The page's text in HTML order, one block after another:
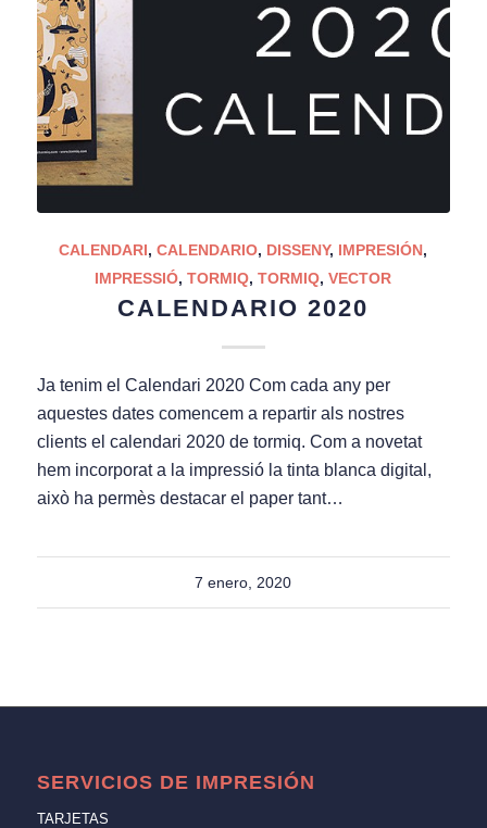
CALENDARI,CALENDARIO, DISSENY, IMPRESIÓN,
IMPRESSIÓ,TORMIQ,TORMIQ,VECTOR
CALENDARIO 2020
Ja tenim el Calendari 2020 Com cada any per
aquestes dates comencem a repartir als nostres
clients el calendari 2020 de tormiq. Com a novetat
hem incorporat a la impressió la tinta blanca digital,
això ha permès destacar el paper tant…
7 enero, 2020
SERVICIOS DE IMPRESIÓN
TARJETAS